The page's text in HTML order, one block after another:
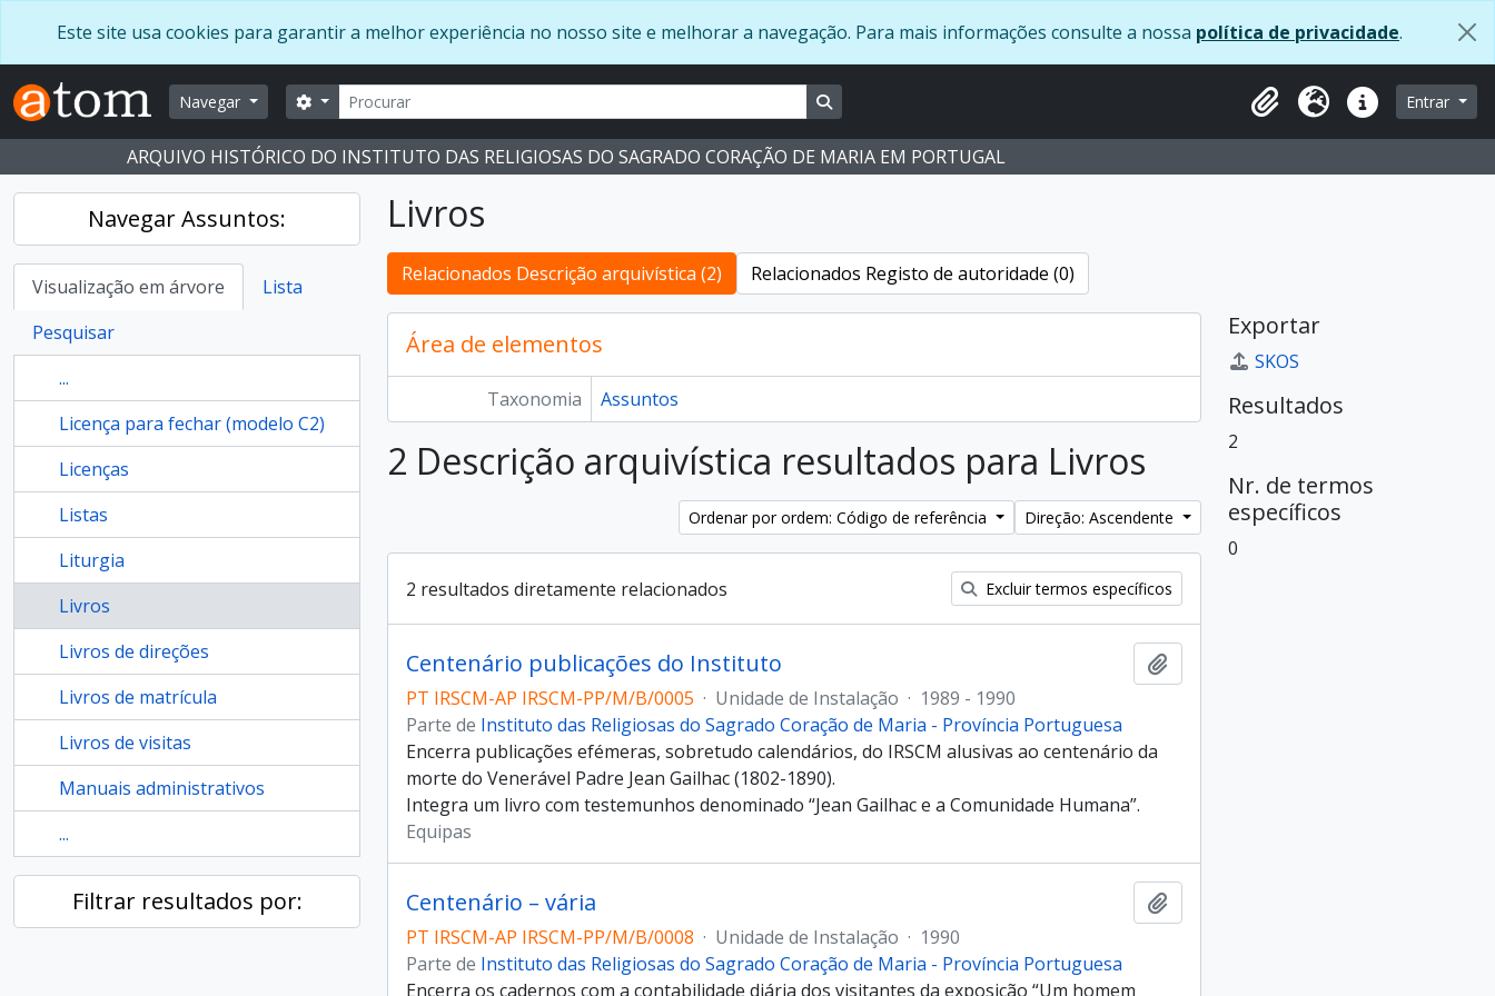
Este site usa cookies para garantir a melhor experiência no nosso site e melhorar a navegação. Para mais informações consulte a nossa política de privacidade.
Navegar Pesquisar
Opções de busca
Clipboard
Idioma Ligações rápidas
Entrar
ARQUIVO HISTÓRICO DO INSTITUTO DAS RELIGIOSAS DO SAGRADO CORAÇÃO DE MARIA EM PORTUGAL
Navegar Assuntos:
Visualização em árvore
Lista
Pesquisar
...
Licença para fechar (modelo C2)
Licenças
Listas
Liturgia
Livros
Livros de direções
Livros de matrícula
Livros de visitas
Manuais administrativos
...
Filtrar resultados por:
Livros
Relacionados Descrição arquivística (2) Relacionados Registo de autoridade (0)
Área de elementos
Taxonomia Assuntos
2 Descrição arquivística resultados para Livros
Ordenar por ordem: Código de referência Direção: Ascendente
2 resultados diretamente relacionados Excluir termos específicos
Centenário publicações do Instituto
PT IRSCM-AP IRSCM-PP/M/B/0005 · Unidade de Instalação · 1989 - 1990
Parte de Instituto das Religiosas do Sagrado Coração de Maria - Província Portuguesa
Encerra publicações efémeras, sobretudo calendários, do IRSCM alusivas ao centenário da
morte do Venerável Padre Jean Gailhac (1802-1890).
Integra um livro com testemunhos denominado “Jean Gailhac e a Comunidade Humana”.
Equipas
Centenário – vária
PT IRSCM-AP IRSCM-PP/M/B/0008 · Unidade de Instalação · 1990
Parte de Instituto das Religiosas do Sagrado Coração de Maria - Província Portuguesa
Encerra os cadernos com a contabilidade diária dos visitantes da exposição “Um homem
Exportar
SKOS
Resultados
2
Nr. de termos
específicos
0